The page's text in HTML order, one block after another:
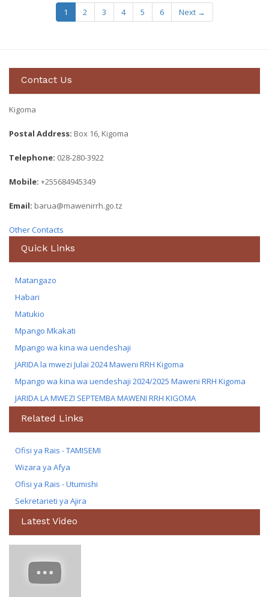
1 2 3 4 5 6 Next →
Contact Us
Kigoma
Postal Address: Box 16, Kigoma
Telephone: 028-280-3922
Mobile: +255684945349
Email: barua@mawenirrh.go.tz
Other Contacts
Quick Links
Matangazo
Habari
Matukio
Mpango Mkakati
Mpango wa kina wa uendeshaji
JARIDA la mwezi Julai 2024 Maweni RRH Kigoma
Mpango wa kina wa uendeshaji 2024/2025 Maweni RRH Kigoma
JARIDA LA MWEZI SEPTEMBA MAWENI RRH KIGOMA
Related Links
Ofisi ya Rais - TAMISEMI
Wizara ya Afya
Ofisi ya Rais - Utumishi
Sekretarieti ya Ajira
Latest Video